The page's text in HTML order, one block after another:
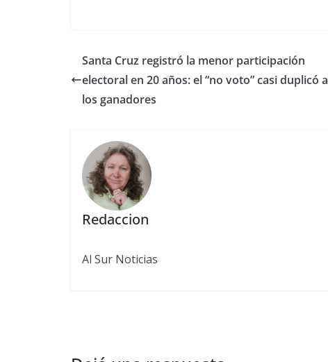
Santa Cruz registró la menor participación
electoral en 20 años: el “no voto” casi duplicó a
los ganadores
Redaccion
Al Sur Noticias